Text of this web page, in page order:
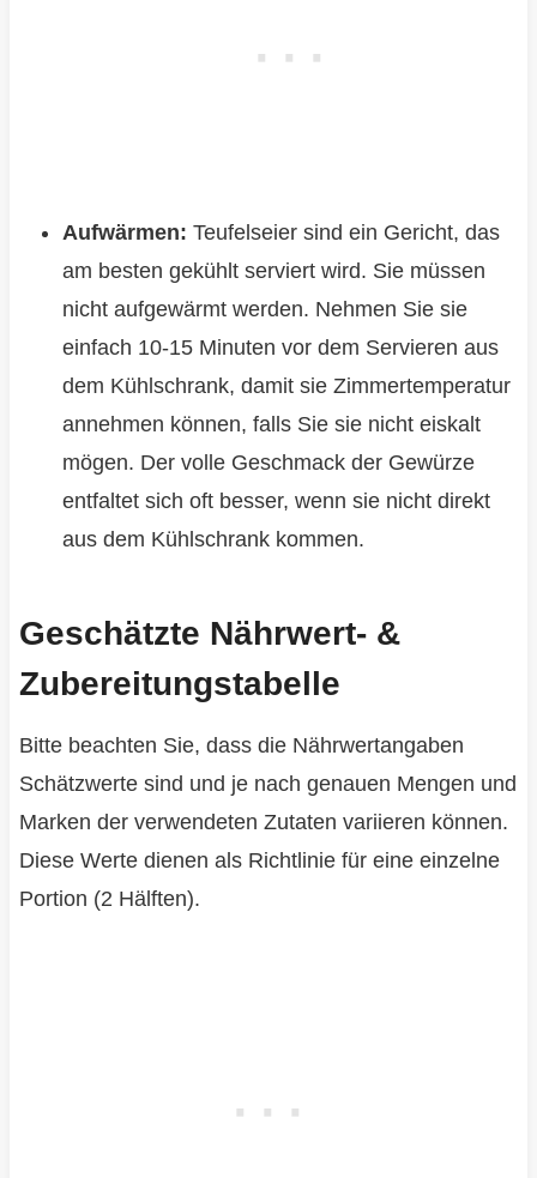
Aufwärmen: Teufelseier sind ein Gericht, das
am besten gekühlt serviert wird. Sie müssen
nicht aufgewärmt werden. Nehmen Sie sie
einfach 10-15 Minuten vor dem Servieren aus
dem Kühlschrank, damit sie Zimmertemperatur
annehmen können, falls Sie sie nicht eiskalt
mögen. Der volle Geschmack der Gewürze
entfaltet sich oft besser, wenn sie nicht direkt
aus dem Kühlschrank kommen.
Geschätzte Nährwert- &
Zubereitungstabelle
Bitte beachten Sie, dass die Nährwertangaben
Schätzwerte sind und je nach genauen Mengen und
Marken der verwendeten Zutaten variieren können.
Diese Werte dienen als Richtlinie für eine einzelne
Portion (2 Hälften).